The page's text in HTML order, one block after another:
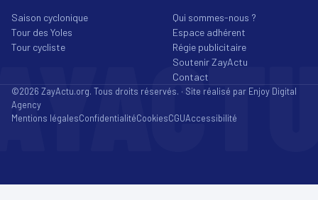
Saison cyclonique
Tour des Yoles
Tour cycliste
Qui sommes-nous ?
Espace adhérent
Régie publicitaire
Soutenir ZayActu
Contact
©2026 ZayActu.org. Tous droits réservés. · Site réalisé par Enjoy Digital
Agency
Mentions légalesConfidentialitéCookiesCGUAccessibilité